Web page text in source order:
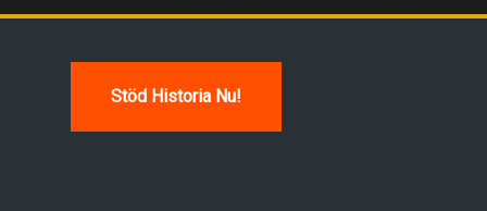
Stöd Historia Nu!